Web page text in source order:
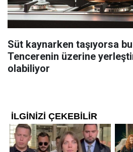
Süt kaynarken taşıyorsa
Tencerenin üzerine
olabiliyor